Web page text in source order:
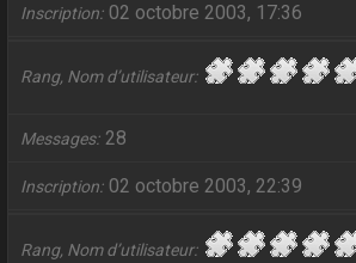
Inscription 02 octobre 2003, 17:36
Rang, Nom d’utilisateur
Messages 28
Inscription 02 octobre 2003, 22:39
Rang, Nom d’utilisateur